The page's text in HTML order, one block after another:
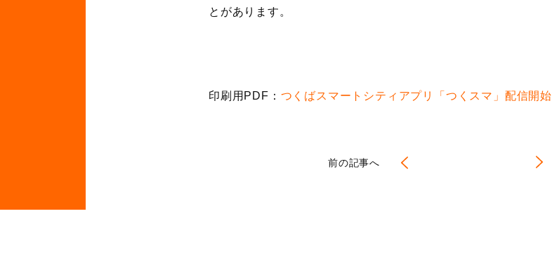
とがあります。
印刷用PDF： つくばスマートシティアプリ「つくスマ」配信開始
前の記事へ